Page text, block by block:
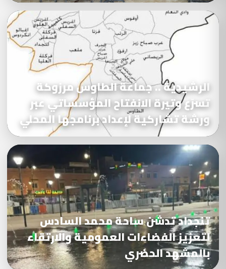
الرشيدية .. جماعة الطاوس مرزوكة
تسرّع وتيرة الانفتاح المؤسساتي عبر
ورشة تشاركية لإعداد برنامجها المحلي
تنجداد تدشن ساحة محمد السادس
لتعزيز الفضاءات العمومية والارتقاء
بالمشهد الحضري